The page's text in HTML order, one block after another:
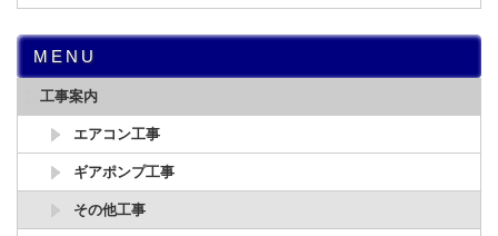
MENU
工事案内
エアコン工事
ギアポンプ工事
その他工事